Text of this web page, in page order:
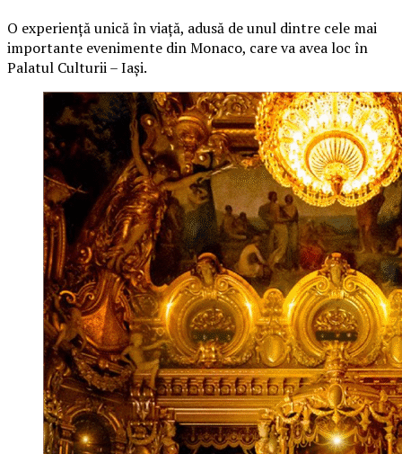
O experiență unică în viață, adusă de unul dintre cele mai
importante evenimente din Monaco, care va avea loc în
Palatul Culturii – Iași.